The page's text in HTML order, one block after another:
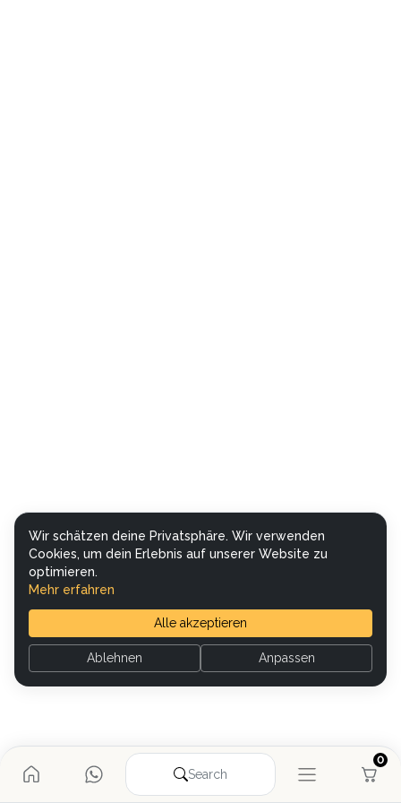
Wir schätzen deine Privatsphäre. Wir verwenden
Cookies, um dein Erlebnis auf unserer Website zu
optimieren.
Mehr erfahren
Alle akzeptieren
Ablehnen Anpassen
Search
0